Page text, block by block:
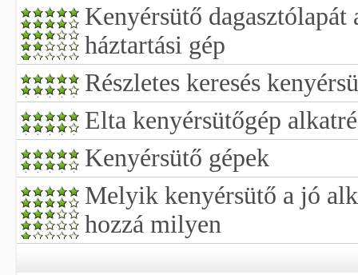
Kenyérsütő dagasztólapát
háztartási gép
Részletes keresés
Elta kenyérsütőgép
Kenyérsütő gépek
Melyik kenyérsütő a jó
hozzá milyen